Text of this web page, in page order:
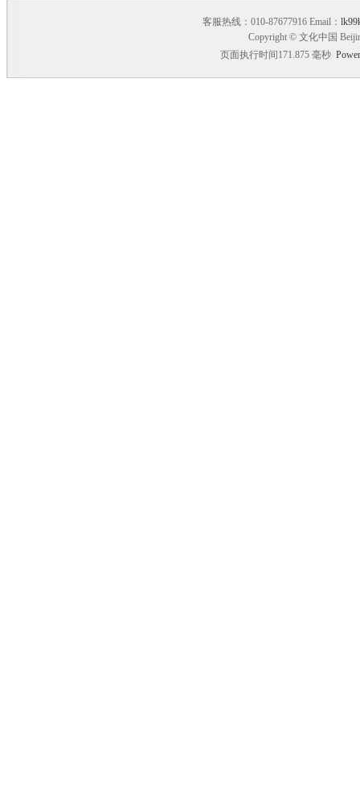
客服热线：010-87677916 Email：
Copyright © 文化中国
页面执行时间171.875 毫秒